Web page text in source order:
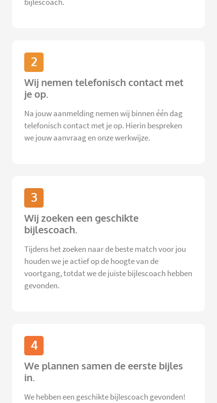
bijlescoach.
2
Wij nemen telefonisch contact met
je op.
Na jouw aanmelding nemen wij binnen één dag
telefonisch contact met je op. Hierin bespreken
we jouw aanvraag en onze werkwijze.
3
Wij zoeken een geschikte
bijlescoach.
Tijdens het zoeken naar de beste match voor jou
houden we je actief op de hoogte van de
voortgang, totdat we de juiste bijlescoach hebben
gevonden.
4
We plannen samen de eerste bijles
in.
We hebben een geschikte bijlescoach gevonden!